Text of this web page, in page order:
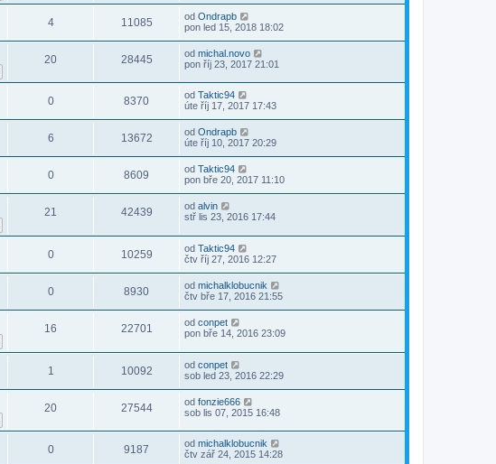
4 11085 od Ondrapb
pon led 15, 2018 18:02
20 28445 od michal.novo
pon říj 23, 2017 21:01
0 8370 od Taktic94
úte říj 17, 2017 17:43
6 13672 od Ondrapb
úte říj 10, 2017 20:29
0 8609 od Taktic94
pon bře 20, 2017 11:10
21 42439 od alvin
stř lis 23, 2016 17:44
0 10259 od Taktic94
čtv říj 27, 2016 12:27
0 8930 od michalklobucnik
čtv bře 17, 2016 21:55
16 22701 od conpet
pon bře 14, 2016 23:09
1 10092 od conpet
sob led 23, 2016 22:29
20 27544 od fonzie666
sob lis 07, 2015 16:48
0 9187 od michalklobucnik
čtv zář 24, 2015 14:28